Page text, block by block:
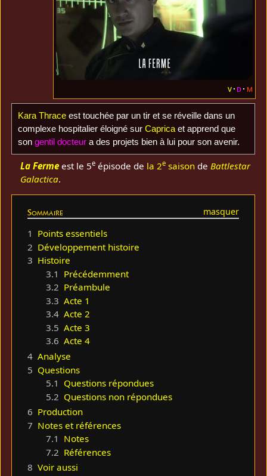
v d m
Kara Thraceest touchée par un tir et se réveille dans un
complexe hospitalier éloigné sur Capricaet apprend que
son gentil docteura des projets bien à lui pour son avenir.
La Ferme est le 5e épisode de la 2e saison de Battlestar
Galactica.
Sommaire
1 Points essentiels
2 Développement histoire
3 Histoire
3.1 Précédemment
3.2 Préambule
3.3 Acte 1
3.4 Acte 2
3.5 Acte 3
3.6 Acte 4
4 Analyse
5 Questions
5.1 Questions répondues
5.2 Questions non répondues
6 Production
7 Notes et références
7.1 Notes
7.2 Références
8 Voir aussi